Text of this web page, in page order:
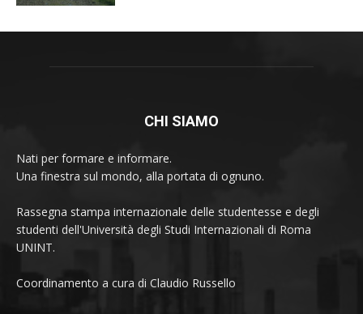
CHI SIAMO
Nati per formare e informare.
Una finestra sul mondo, alla portata di ognuno.
Rassegna stampa internazionale delle studentesse e degli
studenti dell'Università degli Studi Internazionali di Roma
UNINT.
Coordinamento a cura di Claudio Russello